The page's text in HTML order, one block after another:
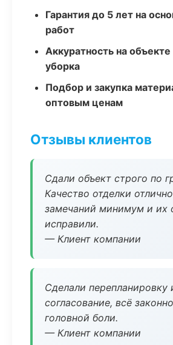
Гарантия до 5 лет на
работ
Аккуратность на
уборка
Подбор и закупка
оптовым ценам
Отзывы клиентов
Сдали объект строго по
Качество отделки
замечаний минимум и их
исправили.
— Клиент компании
Сделали перепланировку
согласование, всё
головной боли.
— Клиент компании